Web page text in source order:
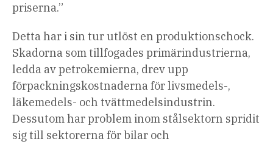
priserna.”
Detta har i sin tur utlöst en produktionschock.
Skadorna som tillfogades primärindustrierna,
ledda av petrokemierna, drev upp
förpackningskostnaderna för livsmedels-,
läkemedels- och tvättmedelsindustrin.
Dessutom har problem inom stålsektorn spridit
sig till sektorerna för bilar och